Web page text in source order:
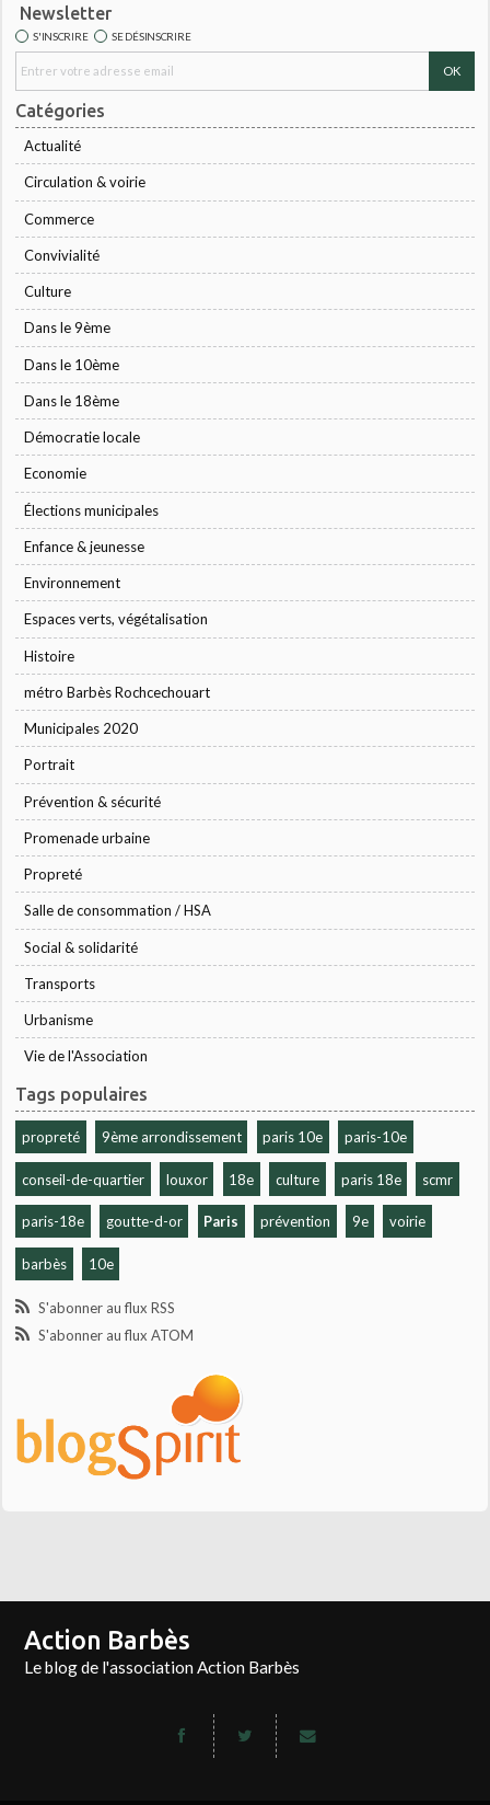
Newsletter
S'INSCRIRE SE DÉSINSCRIRE
Catégories
Actualité
Circulation & voirie
Commerce
Convivialité
Culture
Dans le 9ème
Dans le 10ème
Dans le 18ème
Démocratie locale
Economie
Élections municipales
Enfance & jeunesse
Environnement
Espaces verts, végétalisation
Histoire
métro Barbès Rochcechouart
Municipales 2020
Portrait
Prévention & sécurité
Promenade urbaine
Propreté
Salle de consommation / HSA
Social & solidarité
Transports
Urbanisme
Vie de l'Association
Tags populaires
propreté 9ème arrondissement paris 10e paris-10e
conseil-de-quartier louxor 18e culture paris 18e scmr
paris-18e goutte-d-or Paris prévention 9e voirie
barbès 10e
S'abonner au flux RSS
S'abonner au flux ATOM
Action Barbès
Le blog de l'association Action Barbès